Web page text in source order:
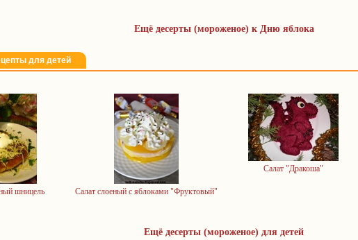
Ещё десерты (мороженое) к Дню яблока
для детей
шницель Салат слоеный с яблоками "Фруктовый"
Салат "Дракоша"
Ещё десерты (мороженое) для детей